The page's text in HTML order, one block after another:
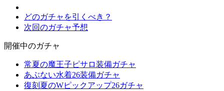
どのガチャを引くべき？
次回のガチャ予想
開催中のガチャ
常夏の魔王子ピサロ装備ガチャ
あぶない水着26装備ガチャ
復刻夏のWピックアップ26ガチャ